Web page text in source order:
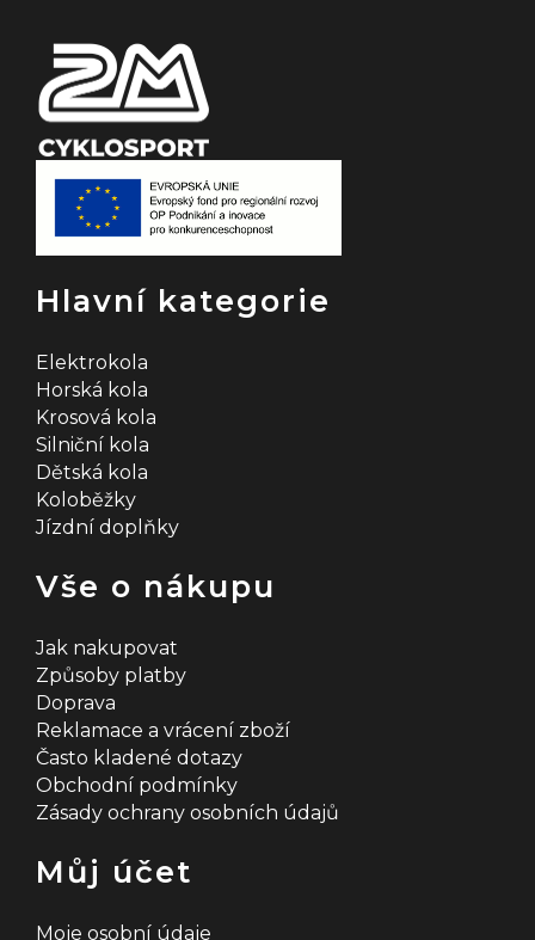
Hlavní kategorie
Elektrokola
Horská kola
Krosová kola
Silniční kola
Dětská kola
Koloběžky
Jízdní doplňky
Vše o nákupu
Jak nakupovat
Způsoby platby
Doprava
Reklamace a vrácení zboží
Často kladené dotazy
Obchodní podmínky
Zásady ochrany osobních údajů
Můj účet
Moje osobní údaje